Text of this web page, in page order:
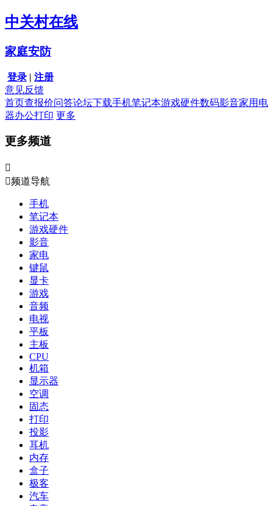
中关村在线
家庭安防
登录 | 注册
意见反馈
首页查报价问答论坛下载手机笔记本游戏硬件数码影音家用电
器办公打印 更多
更多频道

频道导航
手机
笔记本
游戏硬件
影音
家电
键鼠
显卡
游戏
音频
电视
平板
主板
CPU
机箱
显示器
空调
固态
打印
投影
耳机
内存
盒子
极客
汽车